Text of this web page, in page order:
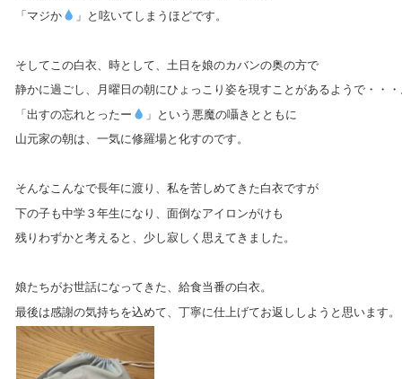
「マジか
」と呟いてしまうほどです。
そしてこの白衣、時として、土日を娘のカバンの奥の方で
静かに過ごし、月曜日の朝にひょっこり姿を現すことがあるようで・・
「出すの忘れとったー
」という悪魔の囁きとともに
山元家の朝は、一気に修羅場と化すのです。
そんなこんなで長年に渡り、私を苦しめてきた白衣ですが
下の子も中学３年生になり、面倒なアイロンがけも
残りわずかと考えると、少し寂しく思えてきました。
娘たちがお世話になってきた、給食当番の白衣。
最後は感謝の気持ちを込めて、丁寧に仕上げてお返ししようと思います。